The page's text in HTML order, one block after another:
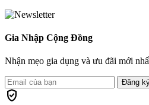
Gia Nhập Cộng Đồng
Nhận mẹo gia dụng và ưu đãi mới
Đăng
verified_user